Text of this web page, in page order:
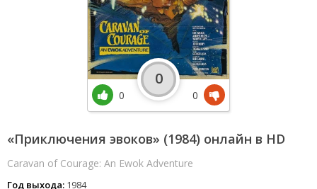
«Приключения эвоков» (1984) онлайн в HD
Caravan of Courage: An Ewok Adventure
Год выхода: 1984
0
0
0